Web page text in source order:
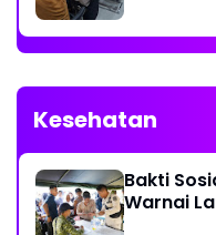
Kesehatan
Bakti
Warnai